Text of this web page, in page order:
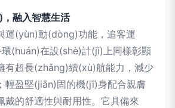
融入智慧生活
運(yùn)動(dòng)功能，追客運
(huán)在設(shè)計(jì)上同樣彰顯
有超長(zhǎng)續(xù)航能力，減少
輕盈堅(jiān)固的機(jī)身配合親膚
戴的舒適性與耐用性。它具備來